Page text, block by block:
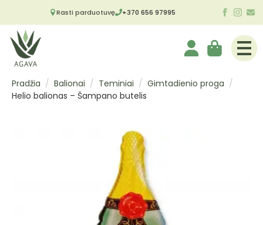
Rasti parduotuvę +370 656 97995
Pradžia Balionai Teminiai
Gimtadienio proga
Helio balionas – Šampano butelis